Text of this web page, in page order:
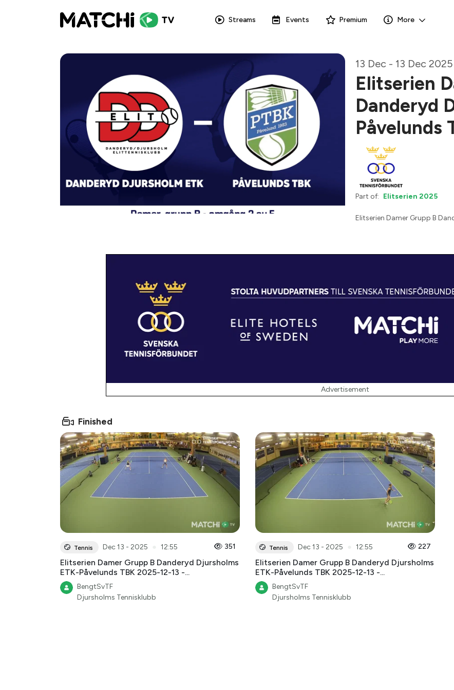
Streams Events Premium More
13 Dec - 13 Dec 2025
Elitserien
Danderyd
Påvelunds
Part of: Elitserien 2025
Elitserien Damer Grupp B
Advertisement
Finished
Tennis Dec 13 - 2025 12:55 351
Elitserien Damer Grupp B Danderyd Djursholms
ETK-Påvelunds TBK 2025-12-13 -...
BengtSvTF
Djursholms Tennisklubb
Tennis Dec 13 - 2025 12:55 227
Elitserien Damer Grupp B Danderyd Djursholms
ETK-Påvelunds TBK 2025-12-13 -...
BengtSvTF
Djursholms Tennisklubb